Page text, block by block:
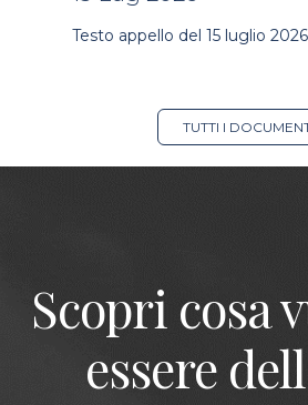
Testo appello del 15 luglio 2026
TUTTI I
Scopri cosa
essere